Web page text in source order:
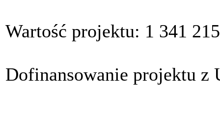
Wartość projektu: 1 341
Dofinansowanie projektu z